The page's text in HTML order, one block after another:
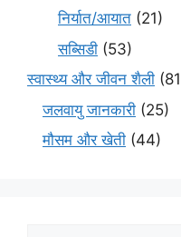
निर्यात/आयात (21)
सब्सिडी (53)
स्वास्थ्य और जीवन शैली
जलवायु जानकारी (25)
मौसम और खेती (44)